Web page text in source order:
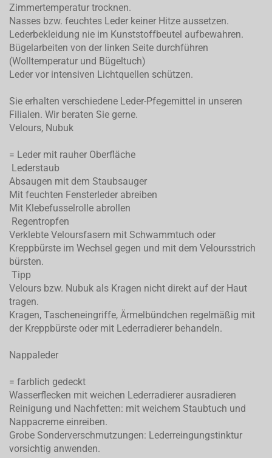
Zimmertemperatur trocknen.
Nasses bzw. feuchtes Leder keiner Hitze aussetzen.
Lederbekleidung nie im Kunststoffbeutel aufbewahren.
Bügelarbeiten von der linken Seite durchführen
(Wolltemperatur und Bügeltuch)
Leder vor intensiven Lichtquellen schützen.
Sie erhalten verschiedene Leder-Pfegemittel in unseren
Filialen. Wir beraten Sie gerne.
Velours, Nubuk
= Leder mit rauher Oberfläche
Lederstaub
Absaugen mit dem Staubsauger
Mit feuchten Fensterleder abreiben
Mit Klebefusselrolle abrollen
Regentropfen
Verklebte Veloursfasern mit Schwammtuch oder
Kreppbürste im Wechsel gegen und mit dem Veloursstrich
bürsten.
Tipp
Velours bzw. Nubuk als Kragen nicht direkt auf der Haut
tragen.
Kragen, Tascheneingriffe, Ärmelbündchen regelmäßig mit
der Kreppbürste oder mit Lederradierer behandeln.
Nappaleder
= farblich gedeckt
Wasserflecken mit weichen Lederradierer ausradieren
Reinigung und Nachfetten: mit weichem Staubtuch und
Nappacreme einreiben.
Grobe Sonderverschmutzungen: Lederreingungstinktur
vorsichtig anwenden.